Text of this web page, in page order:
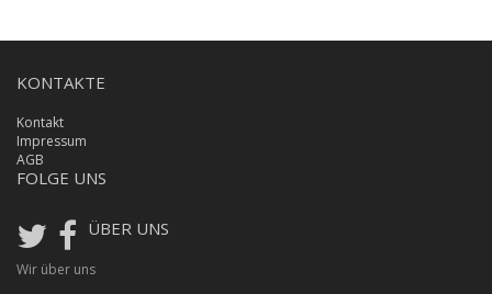
KONTAKTE
Kontakt
Impressum
AGB
FOLGE UNS
ÜBER UNS
Wir über uns